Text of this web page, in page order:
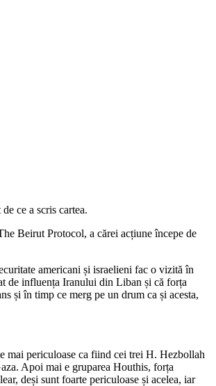
ce a scris cartea.
Beirut Protocol, a cărei acțiune începe de
americani și israelieni fac o vizită în
de influența Iranului din Liban și că forța
și în timp ce merg pe un drum ca și acesta,
mai periculoase ca fiind cei trei H. Hezbollah
Apoi mai e gruparea Houthis, forța
deși sunt foarte periculoase și acelea, iar